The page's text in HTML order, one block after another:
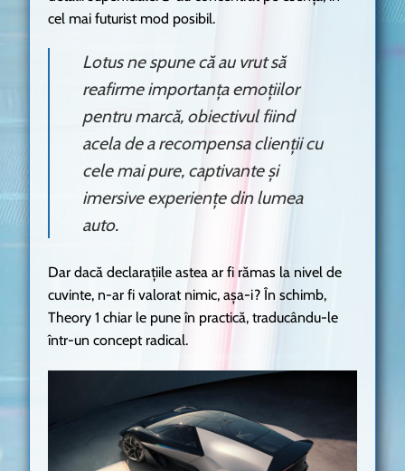
cel mai futurist mod posibil.
Lotus ne spune că au vrut să
reafirme importanța emoțiilor
pentru marcă, obiectivul fiind
acela de a recompensa clienții cu
cele mai pure, captivante și
imersive experiențe din lumea
auto.
Dar dacă declarațiile astea ar fi rămas la nivel de
cuvinte, n-ar fi valorat nimic, așa-i? În schimb,
Theory 1 chiar le pune în practică, traducându-le
într-un concept radical.